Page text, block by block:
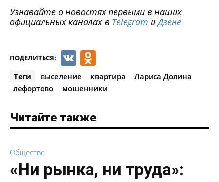
Узнавайте о новостях первыми в наших
официальных каналах в Telegram иДзене
ПОДЕЛИТЬСЯ: VK
Теги выселение квартира
Лариса Долина
лефортово
мошенники
Читайте также
Общество
«Ни рынка, ни труда»: